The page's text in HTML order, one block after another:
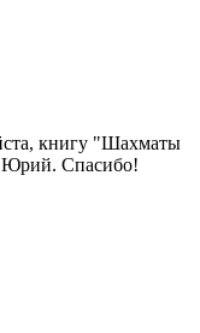
книгу "Шахматы
Юрий. Спасибо!